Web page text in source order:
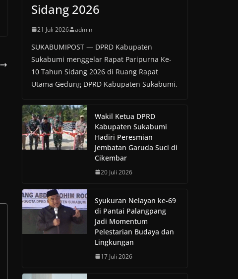
Sidang 2026
21 Juli 2026 admin
SUKABUMIPOST — DPRD Kabupaten
Sukabumi menggelar Rapat Paripurna Ke-
10 Tahun Sidang 2026 di Ruang Rapat
Utama Gedung DPRD Kabupaten Sukabumi,
Wakil Ketua DPRD
Kabupaten Sukabumi
Hadiri Peresmian
Jembatan Garuda Suci di
Cikembar
20 Juli 2026
Syukuran Nelayan ke-69
di Pantai Palangpang
Jadi Momentum
Pelestarian Budaya dan
Lingkungan
17 Juli 2026